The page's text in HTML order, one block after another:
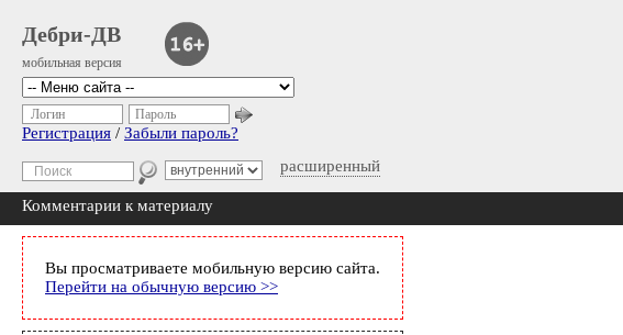
Дебри-ДВ
мобильная версия
расширенный
Логин Пароль
Регистрация / Забыли пароль?
Комментарии к материалу
Вы просматриваете мобильную версию сайта.
Перейти на обычную версию >>